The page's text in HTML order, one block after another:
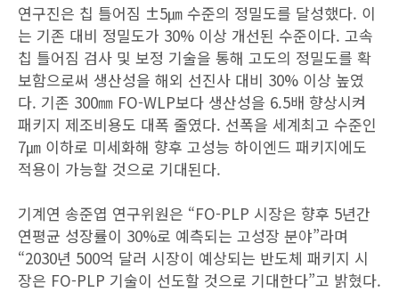
연구진은 칩 틀어짐 ±5㎛ 수준의 정밀도를 달성했다. 이
는 기존 대비 정밀도가 30% 이상 개선된 수준이다. 고속
칩 틀어짐 검사 및 보정 기술을 통해 고도의 정밀도를 확
보함으로써 생산성을 해외 선진사 대비 30% 이상 높였
다. 기존 300㎜ FO-WLP보다 생산성을 6.5배 향상시켜
패키지 제조비용도 대폭 줄였다. 선폭을 세계최고 수준인
7㎛ 이하로 미세화해 향후 고성능 하이엔드 패키지에도
적용이 가능할 것으로 기대된다.
기계연 송준엽 연구위원은 “FO-PLP 시장은 향후 5년간
연평균 성장률이 30%로 예측되는 고성장 분야”라며
“2030년 500억 달러 시장이 예상되는 반도체 패키지 시
장은 FO-PLP 기술이 선도할 것으로 기대한다”고 밝혔다.